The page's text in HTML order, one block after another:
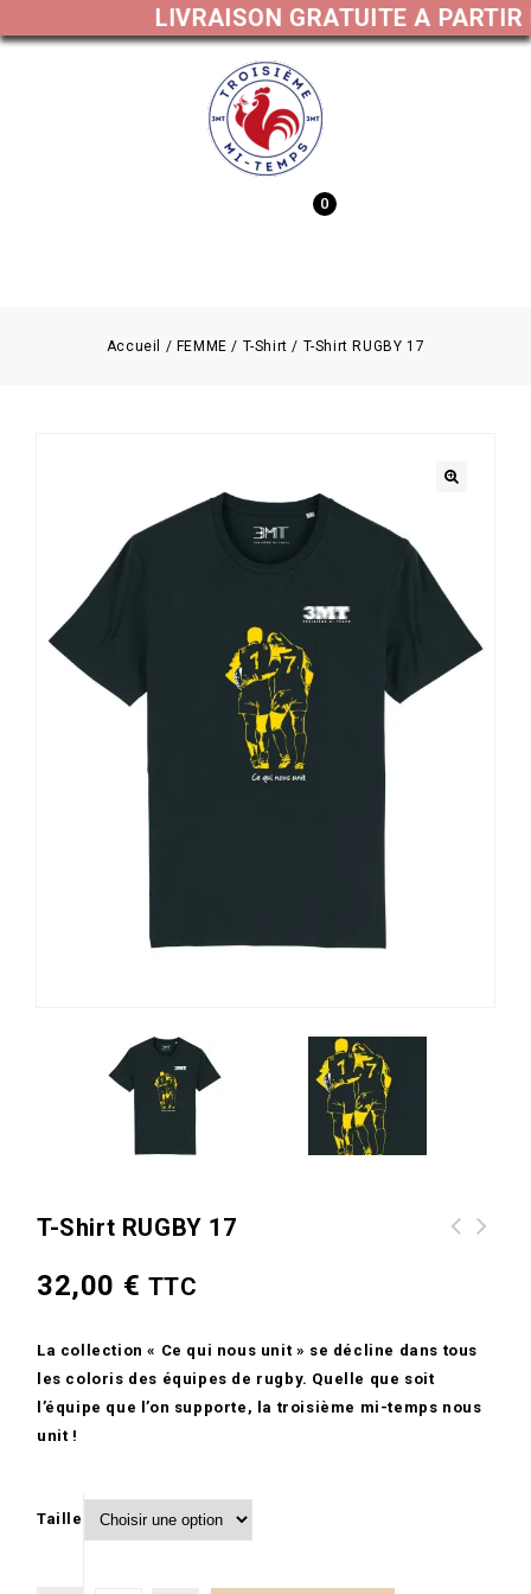
LIVRAISON GRATUITE A
0
Accueil / FEMME / T-Shirt / T-Shirt RUGBY 17
T-Shirt RUGBY 17
32,00 € TTC
La collection « Ce qui nous unit » se décline dans tous
les coloris des équipes de rugby. Quelle que soit
l’équipe que l’on supporte, la troisième mi-temps nous
unit !
Taille